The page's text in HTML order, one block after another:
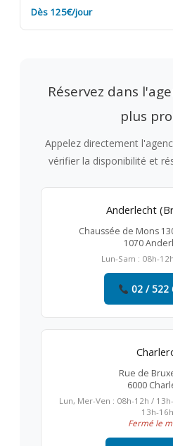
Dès 125€/jour
Réservez dans
plus
Appelez directement
vérifier la disponibilité et
Anderlecht
Chaussée de Mons
1070
Lun-Sam : 08h-
02 / 522
Rue de
6000
Lun, Mer-Ven : 08h-12h /
13h-16h
Fermé le